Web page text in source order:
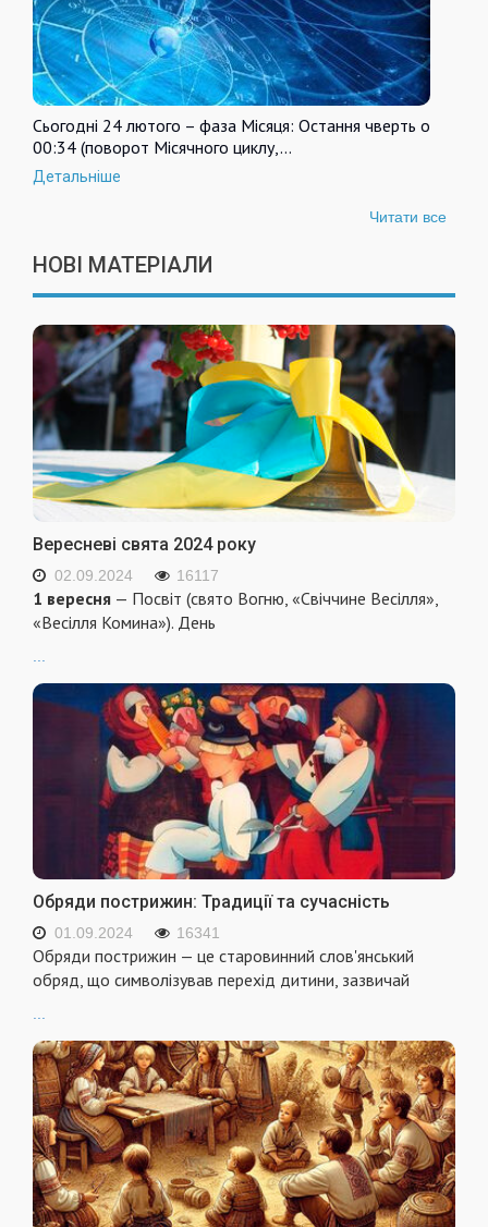
Сьогодні 24 лютого – фаза Місяця: Остання чверть о
00:34 (поворот Місячного циклу,…
Детальніше
Читати все
НОВІ МАТЕРІАЛИ
Вересневі свята 2024 року
02.09.2024 16117
1 вересня — Посвіт (свято Вогню, «Свіччине Весілля»,
«Весілля Комина»). День
Обряди пострижин: Традиції та сучасність
01.09.2024 16341
Обряди пострижин — це старовинний слов'янський
обряд, що символізував перехід дитини, зазвичай